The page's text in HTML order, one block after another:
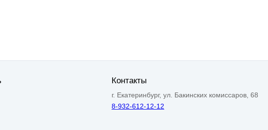
Контакты
г. Екатеринбург, ул. Бакинских комиссаров, 68
8-932-612-12-12